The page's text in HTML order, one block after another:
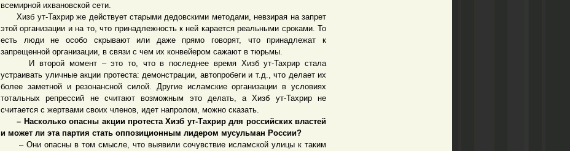
всемирной ихвановской сети.
Хизб ут-Тахрир же действует старыми дедовскими методами, невзирая на запрет
этой организации и на то, что принадлежность к ней карается реальными сроками. То
есть люди не особо скрывают или даже прямо говорят, что принадлежат к
запрещенной организации, в связи с чем их конвейером сажают в тюрьмы.
И второй момент – это то, что в последнее время Хизб ут-Тахрир стала
устраивать уличные акции протеста: демонстрации, автопробеги и т.д., что делает их
более заметной и резонансной силой. Другие исламские организации в условиях
тотальных репрессий не считают возможным это делать, а Хизб ут-Тахрир не
считается с жертвами своих членов, идет напролом, можно сказать.
– Насколько опасны акции протеста Хизб ут-Тахрир для российских властей
и может ли эта партия стать оппозиционным лидером мусульман России?
– Они опасны в том смысле, что выявили сочувствие исламской улицы к таким